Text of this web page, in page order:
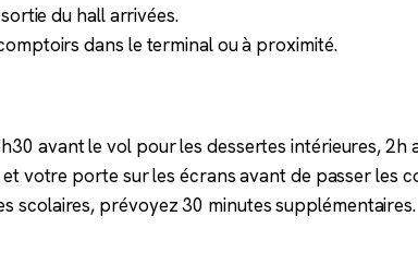
du hall arrivées.
dans le terminal ou à proximité.
avant le vol pour les dessertes intérieures,
votre porte sur les écrans avant de passer les
scolaires, prévoyez 30 minutes supplémentaires.